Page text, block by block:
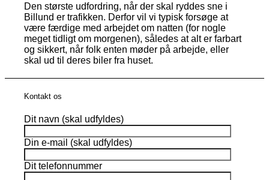
Den største udfordring, når der skal ryddes sne i
Billund er trafikken. Derfor vil vi typisk forsøge at
være færdige med arbejdet om natten (for nogle
meget tidligt om morgenen), således at alt er farbart
og sikkert, når folk enten møder på arbejde, eller
skal ud til deres biler fra huset.
Kontakt os
Dit navn (skal udfyldes)
Din e-mail (skal udfyldes)
Dit telefonnummer